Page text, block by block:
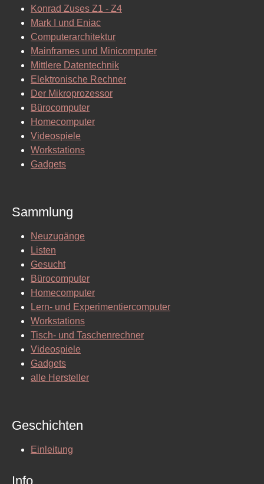
Konrad Zuses Z1 - Z4
Mark I und Eniac
Computerarchitektur
Mainframes und Minicomputer
Mittlere Datentechnik
Elektronische Rechner
Der Mikroprozessor
Bürocomputer
Homecomputer
Videospiele
Workstations
Gadgets
Sammlung
Neuzugänge
Listen
Gesucht
Bürocomputer
Homecomputer
Lern- und Experimentiercomputer
Workstations
Tisch- und Taschenrechner
Videospiele
Gadgets
alle Hersteller
Geschichten
Einleitung
Info